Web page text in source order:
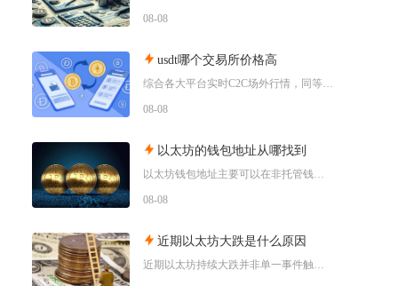
08-08
usdt哪个交易所价格高
综合各大平台实时C2C场外行情，同等支付渠道下Bybit场内场外USDT卖出报价长期高于其
08-08
以太坊的钱包地址从哪找到
以太坊钱包地址主要可以在非托管钱包客户端、硬件钱包配套软件、交易所资产充值页面找到，地址统
08-08
近期以太坊大跌是什么原因
近期以太坊持续大跌并非单一事件触发，而是宏观流动性收紧、机构资金持续撤离、衍生品杠杆踩踏叠